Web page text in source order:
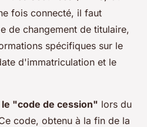
fois connecté, il faut
de changement de titulaire,
spécifiques sur le
d'immatriculation et le
"code de cession" lors du
code, obtenu à la fin de la